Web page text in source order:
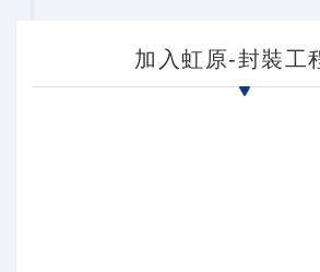
加入虹原-封裝工